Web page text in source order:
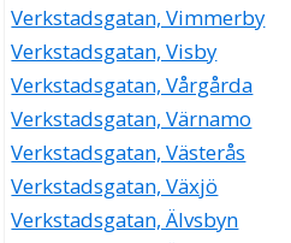
018-254070
Verkstadsgatan 8 Bv, 75323 Uppsala
Libro Stålteknik AB
Lennart Åke Ling
018-695307
Verkstadsgatan 9, 75323 Uppsala
Verkstadsgatan, Vimmerby
Verkstadsgatan, Visby
Verkstadsgatan, Vårgårda
Verkstadsgatan, Värnamo
Verkstadsgatan, Västerås
Verkstadsgatan, Växjö
Verkstadsgatan, Älvsbyn